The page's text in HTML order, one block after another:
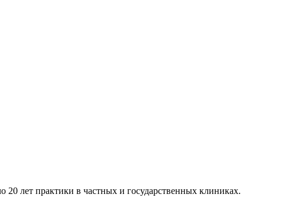
20 лет практики в частных и государственных клиниках.